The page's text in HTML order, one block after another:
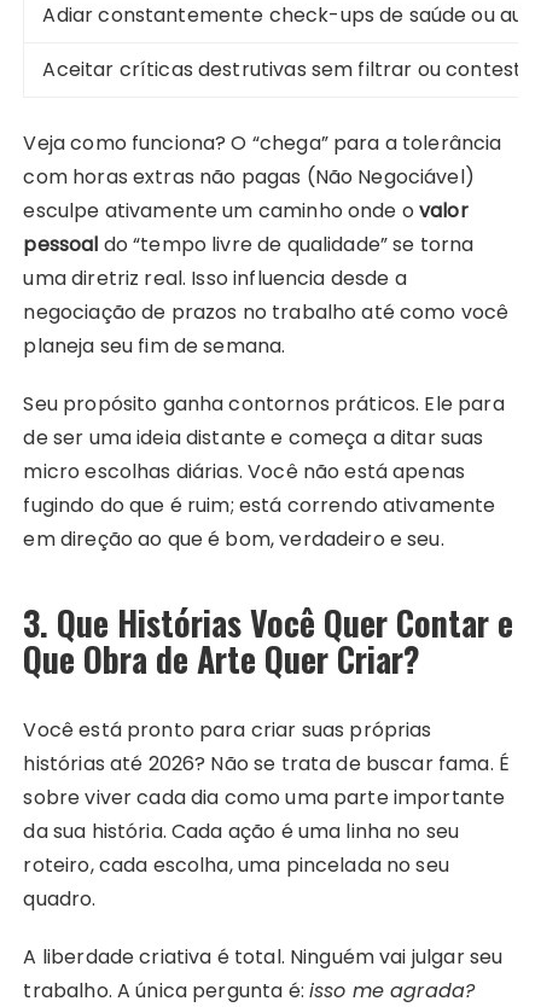
Adiar constantemente check-ups de saúde ou
Aceitar críticas destrutivas sem filtrar ou
Veja como funciona? O “chega” para a tolerância
com horas extras não pagas (Não Negociável)
esculpe ativamente um caminho onde ovalor
pessoal do “tempo livre de qualidade” se torna
uma diretriz real. Isso influencia desde a
negociação de prazos no trabalho até como você
planeja seu fim de semana.
Seu propósito ganha contornos práticos. Ele para
de ser uma ideia distante e começa a ditar suas
micro escolhas diárias. Você não está apenas
fugindo do que é ruim; está correndo ativamente
em direção ao que é bom, verdadeiro e seu.
3. Que Histórias Você Quer Contar e
Que Obra de Arte Quer Criar?
Você está pronto para criar suas próprias
histórias até 2026? Não se trata de buscar fama. É
sobre viver cada dia como uma parte importante
da sua história. Cada ação é uma linha no seu
roteiro, cada escolha, uma pincelada no seu
quadro.
A liberdade criativa é total. Ninguém vai julgar seu
trabalho. A única pergunta é: isso me agrada?